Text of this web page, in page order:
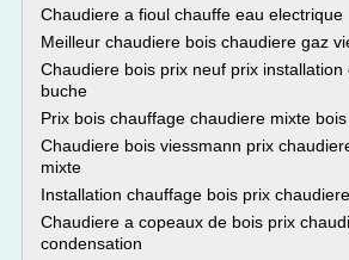
Chaudiere a fioul chauffe eau electrique
Meilleur chaudiere bois chaudiere gaz
Chaudiere bois prix neuf prix installation
buche
Prix bois chauffage chaudiere mixte
Chaudiere bois viessmann prix
mixte
Installation chauffage bois prix chaudiere
Chaudiere a copeaux de bois prix
condensation